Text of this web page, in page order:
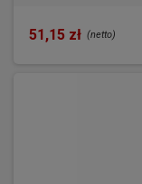
51,15 zł (netto)